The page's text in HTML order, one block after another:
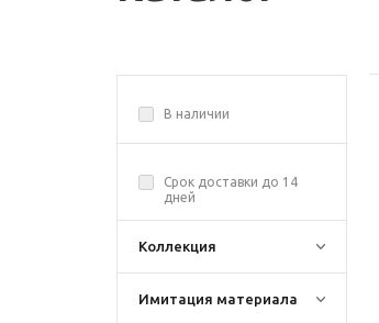
В наличии
Срок доставки до 14
дней
Коллекция
Имитация материала